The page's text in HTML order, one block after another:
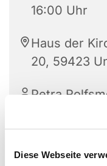
Diese Webseite
16:00 Uhr
Haus der
20, 59423
Petra